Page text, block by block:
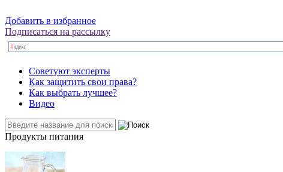
Добавить в избранное
Подписаться на рассылку
Советуют эксперты
Как защитить свои права?
Как выбрать лучшее?
Видео
Продукты питания